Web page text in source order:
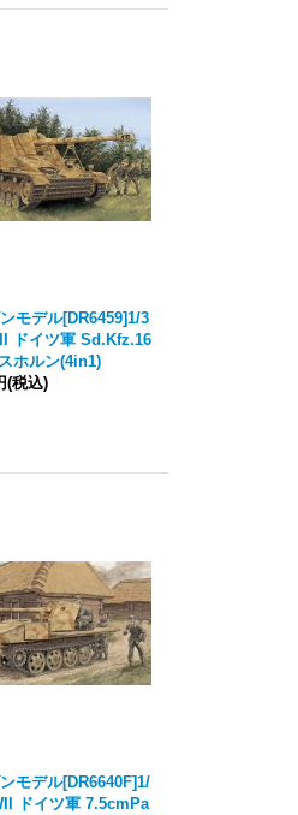
ンモデル[DR6459]1/3
ドイツ軍 Sd.Kfz.16
ホルン(4in1)
(税込)
ンモデル[DR6640F]1/
ドイツ軍 7.5cmPa